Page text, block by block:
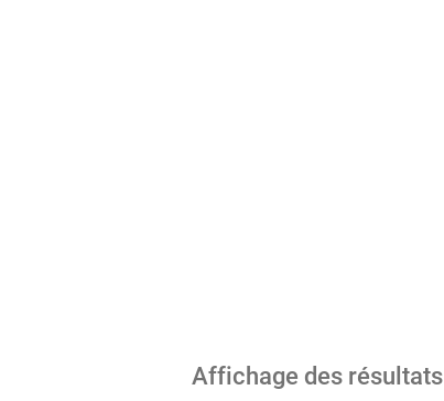
Affichage des résultats